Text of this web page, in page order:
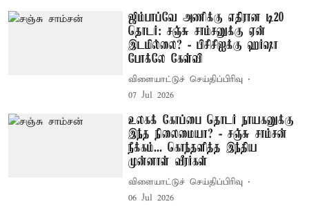
ஜிம்பாப்வே அணிக்கு எதிரான டி20
தொடர்: சஞ்சு சாம்சனுக்கு ஏன்
இடமில்லை? - பிசிசிஐக்கு ஹர்ஷா
போக்லே கேள்வி
விளையாட்டுச் செய்திப்பிரிவு
07 Jul 2026
உலகக் கோப்பை தொடர் நாயகனுக்கு
இந்த நிலைமையா? - சஞ்சு சாம்சன்
நீக்கம்... கொந்தளித்த இந்திய
முன்னாள் வீரர்கள்
விளையாட்டுச் செய்திப்பிரிவு
06 Jul 2026